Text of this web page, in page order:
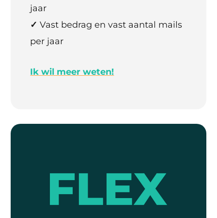
jaar
✓ Vast bedrag en vast aantal mails
per jaar
Ik wil meer weten!